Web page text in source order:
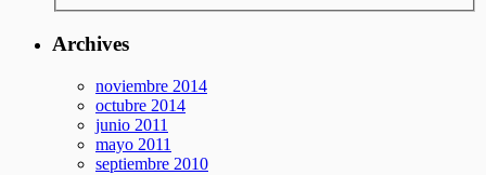
Archives
noviembre 2014
octubre 2014
junio 2011
mayo 2011
septiembre 2010